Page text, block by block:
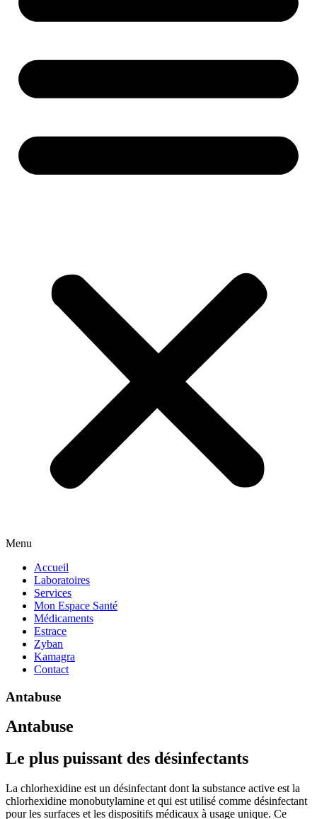
Menu
Accueil
Laboratoires
Services
Mon Espace Santé
Médicaments
Estrace
Zyban
Kamagra
Contact
Antabuse
Antabuse
Le plus puissant des désinfectants
La chlorhexidine est un désinfectant dont la substance active est la
chlorhexidine monobutylamine et qui est utilisé comme désinfectant
pour les surfaces et les dispositifs médicaux à usage unique. Ce